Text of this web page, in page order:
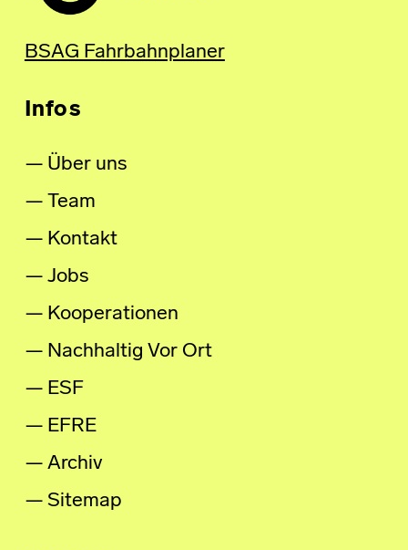
BSAG Fahrbahnplaner
Infos
Über uns
Team
Kontakt
Jobs
Kooperationen
Nachhaltig Vor Ort
ESF
EFRE
Archiv
Sitemap